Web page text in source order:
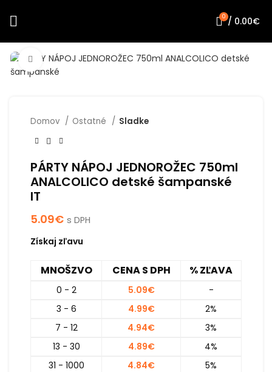
0 / 0.00€
Click to enlarge
Domov Ostatné Sladke
PÁRTY NÁPOJ JEDNOROŽEC 750ml
ANALCOLICO detské šampanské
IT
5.09€ s DPH
Získaj zľavu
MNOŠZVO CENA S DPH % ZĽAVA
0 - 2 5.09€
-
3 - 6
4.99€
2%
7 - 12
4.94€
3%
13 - 30
4.89€
4%
31 - 1000
4.84€ 5%